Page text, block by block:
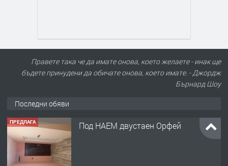
Правете така че да имате онова, което желаете - инак ще
бъдете принудени да обичате онова, което имате. - Джордж
Бърнард Шоу
Последни обяви
ПРЕДЛАГА
Нов апартамент на ул. Липа до